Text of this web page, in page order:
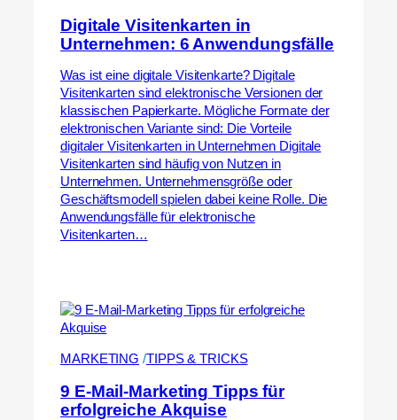
Digitale Visitenkarten in
Unternehmen: 6 Anwendungsfälle
Was ist eine digitale Visitenkarte? Digitale
Visitenkarten sind elektronische Versionen der
klassischen Papierkarte. Mögliche Formate der
elektronischen Variante sind: Die Vorteile
digitaler Visitenkarten in Unternehmen Digitale
Visitenkarten sind häufig von Nutzen in
Unternehmen. Unternehmensgröße oder
Geschäftsmodell spielen dabei keine Rolle. Die
Anwendungsfälle für elektronische
Visitenkarten…
MARKETING /TIPPS & TRICKS
9 E-Mail-Marketing Tipps für
erfolgreiche Akquise